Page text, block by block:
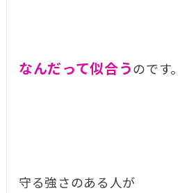
なんだって似合う のです。
守る強さのある人が